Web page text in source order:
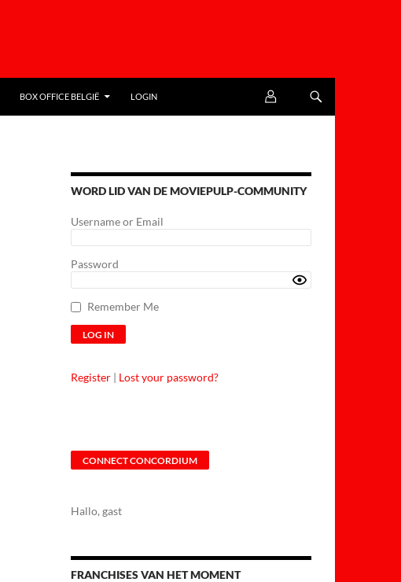
BOX OFFICE BELGIË LOGIN
WORD LID VAN DE MOVIEPULP-COMMUNITY
Username or Email
Password
Remember Me
Register | Lost your password?
CONNECT CONCORDIUM
Hallo, gast
FRANCHISES VAN HET MOMENT